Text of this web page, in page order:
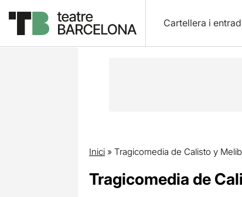
Cartellera i
Inici» Tragicomedia de Calisto y
Tragicomedia de